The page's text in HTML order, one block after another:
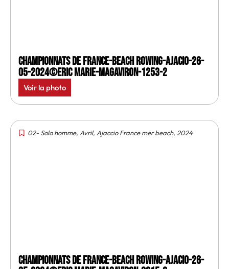
Championnats de France-Beach rowing-Ajacio-26-
05-2024©Eric Marie-MagAviron-1253-2
Voir la photo
02- Solo homme, Avril, Ajaccio France mer beach, 2024
Championnats de France-Beach rowing-Ajacio-26-